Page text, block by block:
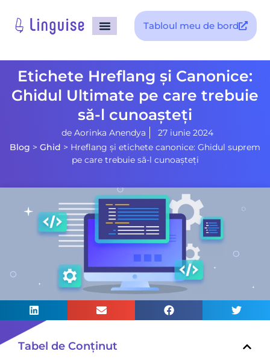
Tabloul meu de bord
Etichete Hreflang și Canonice:
Ghidul Ultimate pe care trebuie
să-l cunoașteți
de Aorinka Anendya
27 iunie 2024
Blog > Ghid > Hreflang și etichete canonice: Ghidul suprem
pe care trebuie să-l cunoașteți
Tabel de Conținut